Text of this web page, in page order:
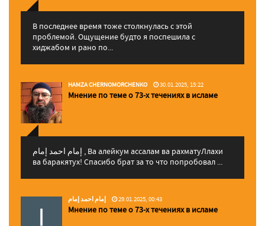
В последнее время тоже столкнулась с этой
проблемой. Ощущение будто я поспешила с
хиджабом и рано по...
HAMZA CHERNOMORCHENKO 30.01.2025, 15:22
Мнение по теме о 73-х течениях в исламе
إمام احمد إمام , Ва алейкум ассалам ва рахматуЛлахи
ва баракятух! Спасибо брат за то что попробовал ...
إمام احمد إمام 29.01.2025, 00:43
Мнение по теме о 73-х течениях в исламе